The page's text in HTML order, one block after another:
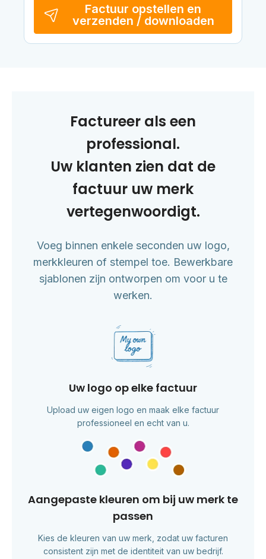
Factuur opstellen en
verzenden / downloaden
Factureer als een
professional.
Uw klanten zien dat de
factuur uw merk
vertegenwoordigt.
Voeg binnen enkele seconden uw logo,
merkkleuren of stempel toe. Bewerkbare
sjablonen zijn ontworpen om voor u te
werken.
Uw logo op elke factuur
Upload uw eigen logo en maak elke factuur
professioneel en echt van u.
Aangepaste kleuren om bij uw merk te
passen
Kies de kleuren van uw merk, zodat uw facturen
consistent zijn met de identiteit van uw bedrijf.